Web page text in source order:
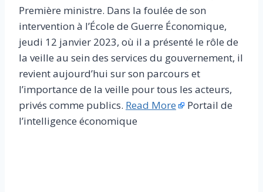
Première ministre. Dans la foulée de son
intervention à l’École de Guerre Économique,
jeudi 12 janvier 2023, où il a présenté le rôle de
la veille au sein des services du gouvernement, il
revient aujourd’hui sur son parcours et
l’importance de la veille pour tous les acteurs,
privés comme publics. Read More
Portail de
l’intelligence économique